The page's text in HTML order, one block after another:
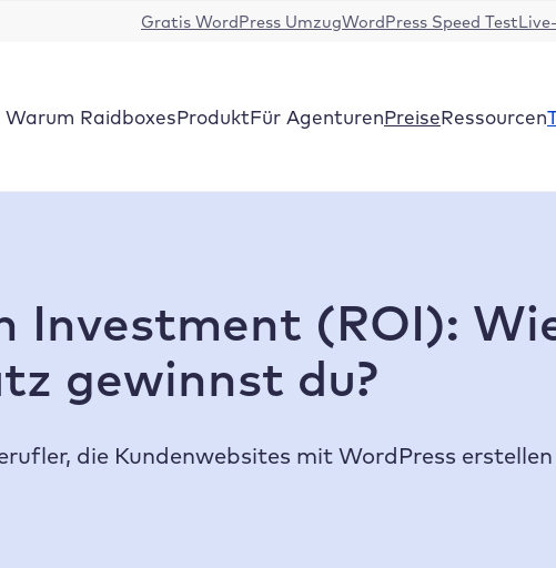
Gratis WordPress UmzugWordPress Speed Test
Warum RaidboxesProduktFür AgenturenPreiseRessourcen
Investment (ROI):
gewinnst du?
die Kundenwebsites mit WordPress erstellen